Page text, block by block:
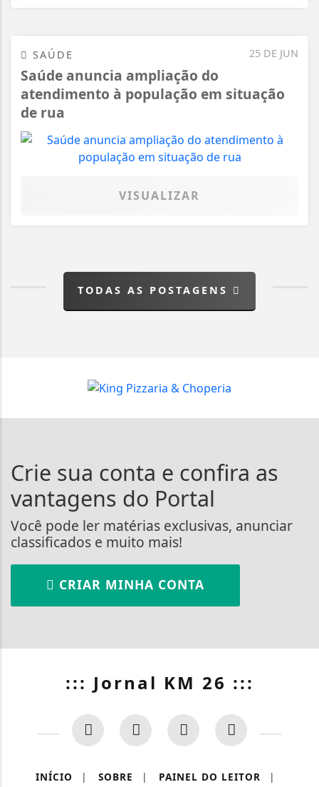
25 DE JUN
SAÚDE
Saúde anuncia ampliação do
atendimento à população em situação
de rua
VISUALIZAR
TODAS AS POSTAGENS
Crie sua conta e confira as
vantagens do Portal
Você pode ler matérias exclusivas, anunciar
classificados e muito mais!
CRIAR MINHA CONTA
::: Jornal KM 26 :::
INÍCIO | SOBRE | PAINEL DO LEITOR |